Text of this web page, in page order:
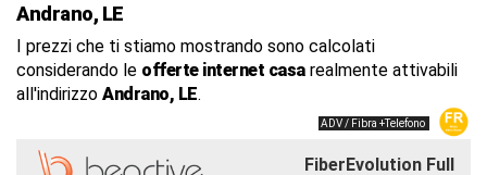
Andrano, LE
I prezzi che ti stiamo mostrando sono calcolati
considerando le offerte internet casarealmente attivabili
all'indirizzo Andrano, LE.
ADV / Fibra +Telefono
FiberEvolution Full